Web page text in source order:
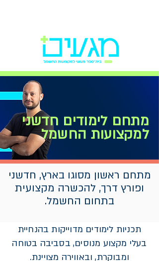
מתחם לימודים חדשני
למקצועות החשמל
מתחם ראשון מסוגו בארץ, חדשני
ופורץ דרך, להכשרה מקצועית
בתחום החשמל.
תכניות לימודים מדוייקות בהנחיית
בעלי מקצוע מנוסים, בסביבה בטוחה
ומבוקרת, ובאווירה מצויינת.